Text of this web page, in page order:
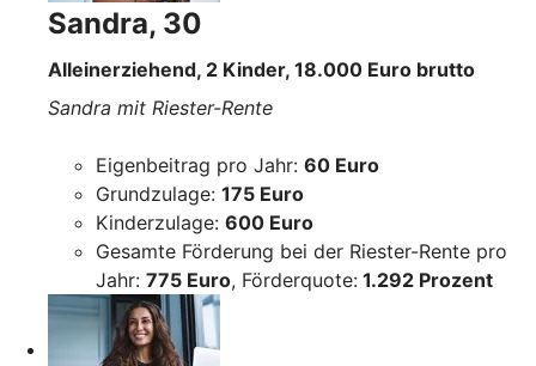
Sandra, 30
Alleinerziehend, 2 Kinder, 18.000 Euro brutto
Sandra mit Riester-Rente
Eigenbeitrag pro Jahr: 60 Euro
Grundzulage: 175 Euro
Kinderzulage: 600 Euro
Gesamte Förderung bei der Riester-Rente pro
Jahr: 775 Euro, Förderquote: 1.292 Prozent